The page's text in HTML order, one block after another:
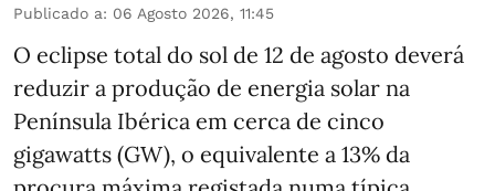
Publicado a: 06 Agosto 2026, 11:45
O eclipse total do sol de 12 de agosto deverá
reduzir a produção de energia solar na
Península Ibérica em cerca de cinco
gigawatts (GW), o equivalente a 13% da